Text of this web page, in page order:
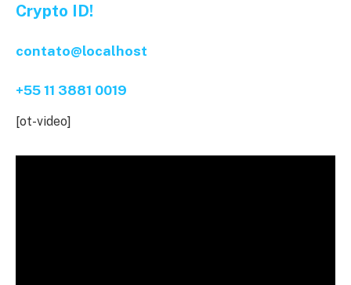
Crypto ID!
contato@localhost
+55 11 3881 0019
[ot-video]